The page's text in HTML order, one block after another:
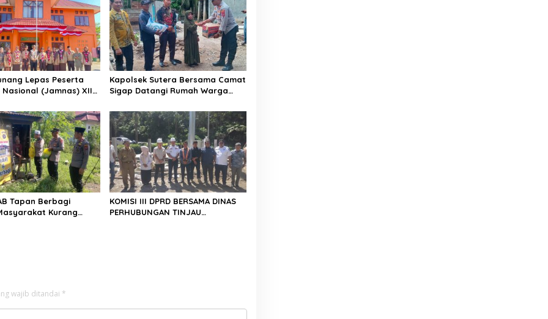
Lepas Peserta
(Jamnas) XII
Kapolsek Sutera Bersama Camat
Sigap Datangi Rumah Warga
Beliung
Tapan Berbagi
Kurang
KOMISI III DPRD BERSAMA DINAS
PERHUBUNGAN TINJAU
wajib ditandai *